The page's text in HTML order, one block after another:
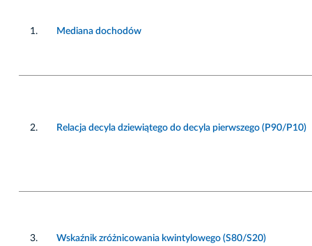
1. Mediana dochodów
2. Relacja decyla dziewiątego do decyla pierwszego (P90/P10)
3. Wskaźnik zróżnicowania kwintylowego (S80/S20)